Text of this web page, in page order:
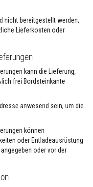
nicht bereitgestellt werden,
Lieferkosten oder
kann die Lieferung,
frei Bordsteinkante
anwesend sein, um die
können
oder Entladeausrüstung
oder vor der